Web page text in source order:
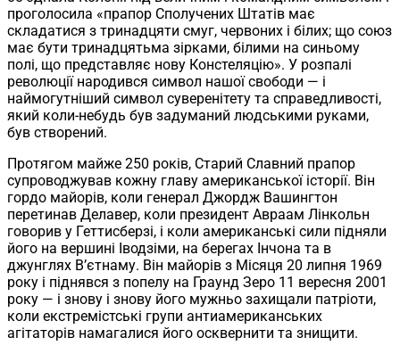
проголосила «прапор Сполучених Штатів має
складатися з тринадцяти смуг, червоних і білих; що союз
має бути тринадцятьма зірками, білими на синьому
полі, що представляє нову Констеляцію». У розпалі
революції народився символ нашої свободи — і
наймогутніший символ суверенітету та справедливості,
який коли-небудь був задуманий людськими руками,
був створений.
Протягом майже 250 років, Старий Славний прапор
супроводжував кожну главу американської історії. Він
гордо майорів, коли генерал Джордж Вашингтон
перетинав Делавер, коли президент Авраам Лінкольн
говорив у Геттисберзі, і коли американські сили підняли
його на вершині Іводзіми, на берегах Інчона та в
джунглях В’єтнаму. Він майорів з Місяця 20 липня 1969
року і піднявся з попелу на Граунд Зеро 11 вересня 2001
року — і знову і знову його мужньо захищали патріоти,
коли екстремістські групи антиамериканських
агітаторів намагалися його осквернити та знищити.